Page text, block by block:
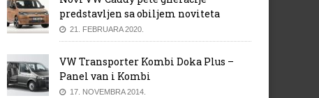
predstavljen sa obiljem noviteta
21. FEBRUARA 2020.
VW Transporter Kombi Doka Plus –
Panel van i Kombi
17. NOVEMBRA 2014.